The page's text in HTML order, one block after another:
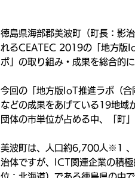
徳島県海部郡美波町（町長：影
れるCEATEC 2019の「地方版
ボ」の取り組み・成果を総合的
今回の「地方版IoT推進ラボ（
などの成果をあげている19地域
団体の市単位が占める中、「町
美波町は、人口約6,700人※1 、
治体ですが、ICT関連企業の積